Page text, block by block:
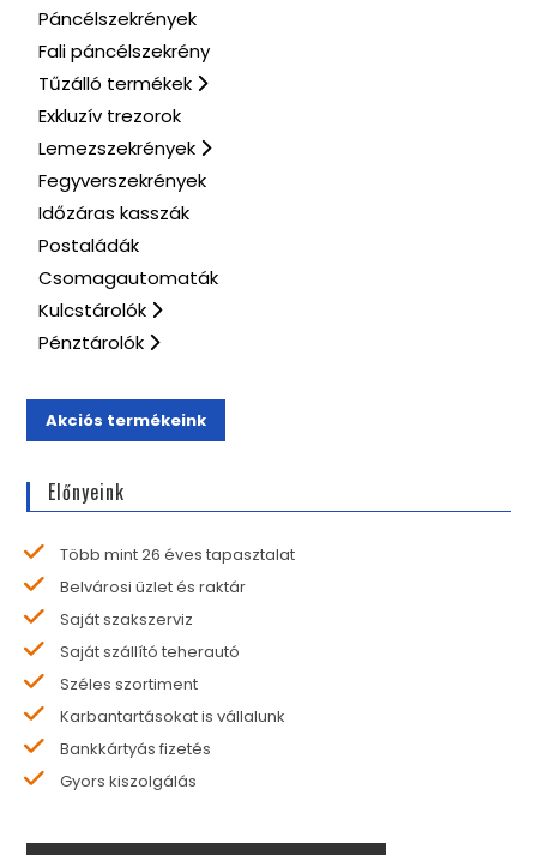
Páncélszekrények
Fali páncélszekrény
Tűzálló termékek
Exkluzív trezorok
Lemezszekrények
Fegyverszekrények
Időzáras kasszák
Postaládák
Csomagautomaták
Kulcstárolók
Pénztárolók
Akciós termékeink
Előnyeink
Több mint 26 éves tapasztalat
Belvárosi üzlet és raktár
Saját szakszerviz
Saját szállító teherautó
Széles szortiment
Karbantartásokat is vállalunk
Bankkártyás fizetés
Gyors kiszolgálás